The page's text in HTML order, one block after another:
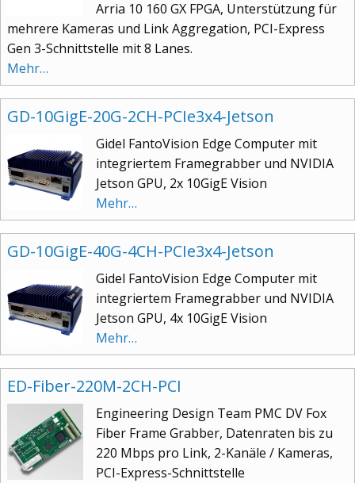
Arria 10 160 GX FPGA, Unterstützung für
mehrere Kameras und Link Aggregation, PCI-Express
Gen 3-Schnittstelle mit 8 Lanes.
Mehr…
GD-10GigE-20G-2CH-PCIe3x4-Jetson
Gidel FantoVision Edge Computer mit
integriertem Framegrabber und NVIDIA
Jetson GPU, 2x 10GigE Vision
Mehr…
GD-10GigE-40G-4CH-PCIe3x4-Jetson
Gidel FantoVision Edge Computer mit
integriertem Framegrabber und NVIDIA
Jetson GPU, 4x 10GigE Vision
Mehr…
ED-Fiber-220M-2CH-PCI
Engineering Design Team PMC DV Fox
Fiber Frame Grabber, Datenraten bis zu
220 Mbps pro Link, 2-Kanäle / Kameras,
PCI-Express-Schnittstelle